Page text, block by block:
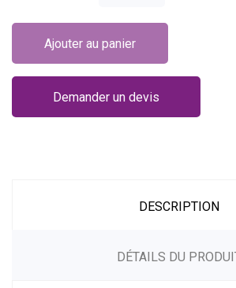
Ajouter au panier
Demander un devis
DESCRIPTION
DÉTAILS DU